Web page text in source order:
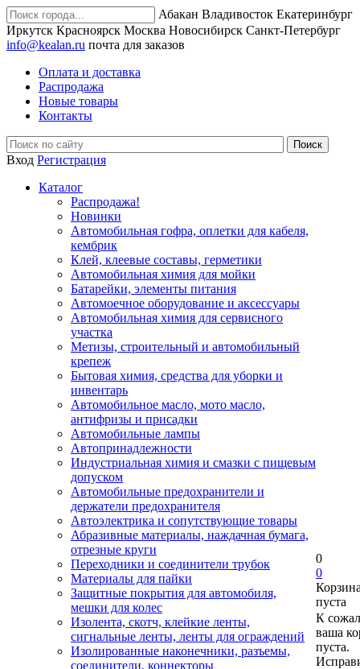
Абакан Владивосток Екатеринбург
Иркутск Красноярск Москва Новосибирск Санкт-Петербург
info@kealan.ru почта для заказов
Оплата и доставка
Распродажа
Новые товары
Контакты
Вход Регистрация
Каталог
Распродажа!
Новинки
Автомобильная гофра, оплетки для кабеля,
кембрик
Клей, клеевые составы, герметики
Автомобильная химия для мойки
Батарейки, элементы питания
Автомоечное оборудование и аксессуары
Автомобильная химия для сервисного
участка
Метизы, строительный и автомобильный
крепеж
Бытовая химия, средства для уборки и
инвентарь
Автомобильное масло, мото масло,
антифризы и присадки
Автомобильные лампы
Автопринадлежности
Индустриальная химия и смазки с пищевым
допуском
Автомобильные предохранители и
держатели предохранителя
Автоэлектрика и сопутствующие товары
Абразивные материалы, наждачная бумага,
отрезные круги
Переходники и соединители трубок
Материалы для пайки
Защитные покрытия для автомобиля,
мешки для колес
Изолента, скотч, клейкие ленты,
сигнальные ленты, ленты для ограждений
Изолированные наконечники, разъемы,
соединители, коннекторы
0
0
пуста
К
ваша
пуста.